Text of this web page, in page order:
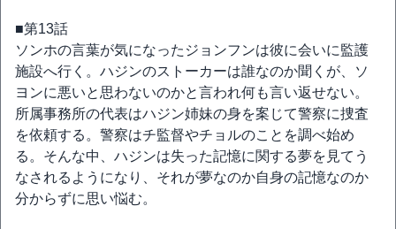
■第13話
ソンホの言葉が気になったジョンフンは彼に会いに監護
施設へ行く。ハジンのストーカーは誰なのか聞くが、ソ
ヨンに悪いと思わないのかと言われ何も言い返せない。
所属事務所の代表はハジン姉妹の身を案じて警察に捜査
を依頼する。警察はチ監督やチョルのことを調べ始め
る。そんな中、ハジンは失った記憶に関する夢を見てう
なされるようになり、それが夢なのか自身の記憶なのか
分からずに思い悩む。